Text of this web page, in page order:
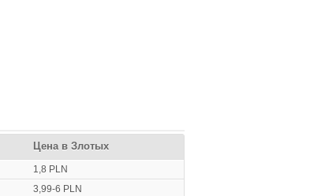
Цена в Злотых
1,8 PLN
3,99-6 PLN